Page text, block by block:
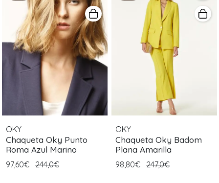
OKY
Chaqueta Oky Punto
Roma Azul Marino
97,60€ 244,0€
OKY
Chaqueta Oky Badom
Plana Amarilla
98,80€ 247,0€